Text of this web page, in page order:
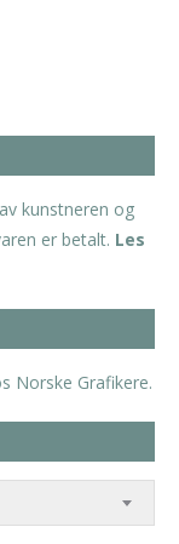
kunstneren og
er betalt. Les
Norske Grafikere.